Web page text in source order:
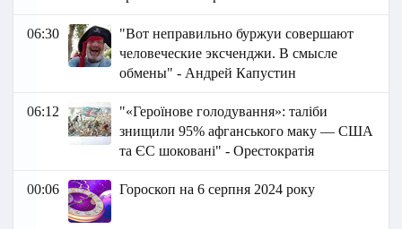
06:30
"Вот неправильно буржуи совершают
человеческие эксченджи. В смысле
обмены" - Андрей Капустин
06:12
"«Героїнове голодування»: таліби
знищили 95% афганського маку — США
та ЄС шоковані" - Орестократія
00:06 Гороскоп на 6 серпня 2024 року